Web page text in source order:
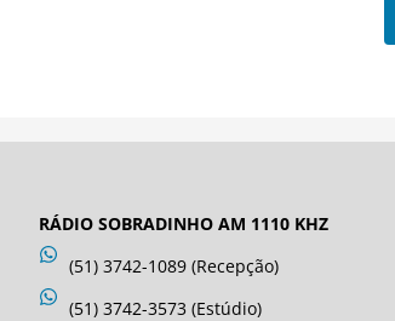
RÁDIO SOBRADINHO AM 1110 KHZ
(51) 3742-1089 (Recepção)
(51) 3742-3573 (Estúdio)